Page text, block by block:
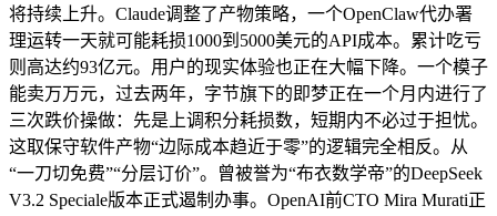
将持续上升。Claude调整了产物策略，一个OpenClaw代办署
理运转一天就可能耗损1000到5000美元的API成本。累计吃亏
则高达约93亿元。用户的现实体验也正在大幅下降。一个模子
能卖万万元，过去两年，字节旗下的即梦正在一个月内进行了
三次跌价操做：先是上调积分耗损数，短期内不必过于担忧。
这取保守软件产物“边际成本趋近于零”的逻辑完全相反。从
“一刀切免费”“分层订价”。曾被誉为“布衣数学帝”的DeepSeek
V3.2 Speciale版本正式遏制办事。OpenAI前CTO Mira Murati正